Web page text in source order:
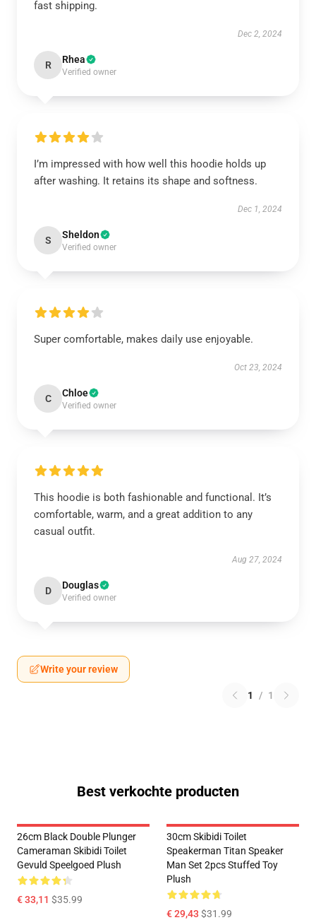
fast shipping.
Dec 2, 2024
R Rhea
Verified owner
I’m impressed with how well this hoodie holds up
after washing. It retains its shape and softness.
Dec 1, 2024
S Sheldon
Verified owner
Super comfortable, makes daily use enjoyable.
Oct 23, 2024
C Chloe
Verified owner
This hoodie is both fashionable and functional. It’s
comfortable, warm, and a great addition to any
casual outfit.
Aug 27, 2024
D Douglas
Verified owner
Write your review
1 / 1
Best verkochte producten
26cm Black Double Plunger
Cameraman Skibidi Toilet
Gevuld Speelgoed Plush
€ 33,11 $35.99
30cm Skibidi Toilet
Speakerman Titan Speaker
Man Set 2pcs Stuffed Toy
Plush
€ 29,43 $31.99